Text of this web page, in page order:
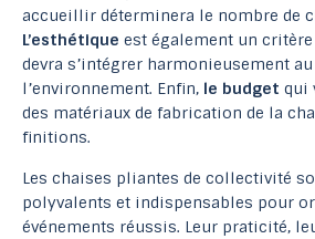
accueillir déterminera le nombre de
L’esthétique est également un critère
devra s’intégrer harmonieusement
l’environnement. Enfin, le budget qui
des matériaux de fabrication de la
finitions.
Les chaises pliantes de collectivité
polyvalents et indispensables pour
événements réussis. Leur praticité,